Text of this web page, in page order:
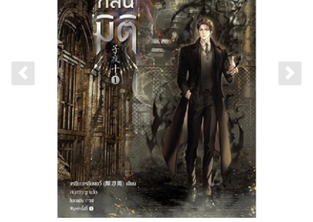
Previous slide